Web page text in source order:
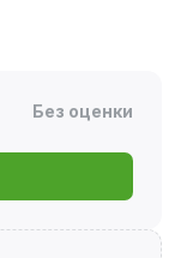
Без оценки